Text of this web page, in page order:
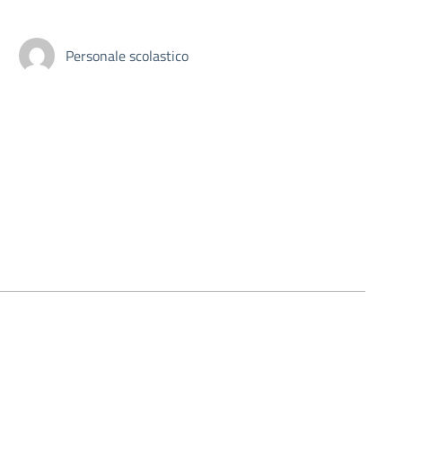
Personale scolastico